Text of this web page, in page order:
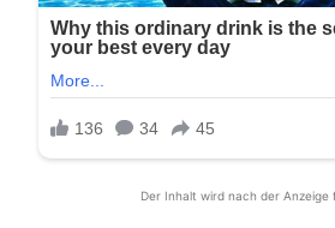
Der Inhalt wird nach der Anzeige